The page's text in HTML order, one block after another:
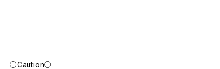
○Caution○